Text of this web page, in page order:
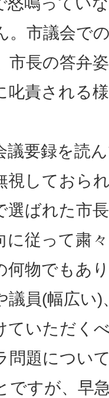
。市議会で
市長の答弁
叱責される
議要録を読
視しておら
選ばれた市
に従って粛
何物でもあ
議員(幅広い
ていただく
問題につい
ですが、早